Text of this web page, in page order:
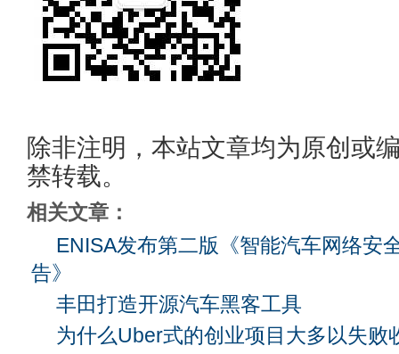
除非注明，本站文章均为原创或
禁转载。
相关文章：
ENISA发布第二版《智能汽车网络安
告》
丰田打造开源汽车黑客工具
为什么Uber式的创业项目大多以失败